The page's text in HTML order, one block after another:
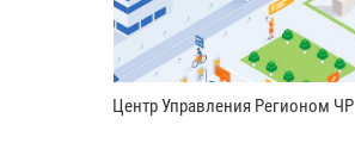
Центр Управления Регионом ЧР